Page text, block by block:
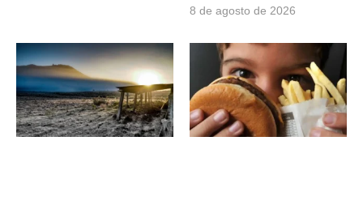
8 de agosto de 2026